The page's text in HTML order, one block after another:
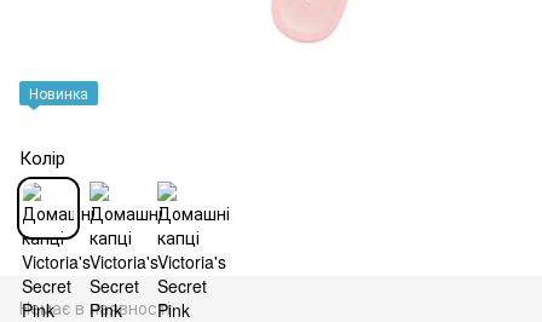
Новинка
Колір
Немає в наявності